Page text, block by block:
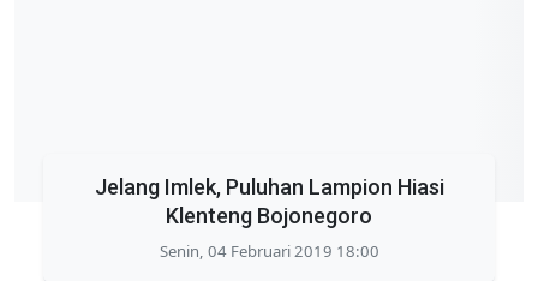
Jelang Imlek, Puluhan Lampion Hiasi
Klenteng Bojonegoro
Senin, 04 Februari 2019 18:00